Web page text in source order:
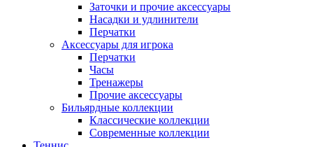
Заточки и прочие аксессуары
Насадки и удлинители
Перчатки
Аксессуары для игрока
Перчатки
Часы
Тренажеры
Прочие аксессуары
Бильярдные коллекции
Классические коллекции
Современные коллекции